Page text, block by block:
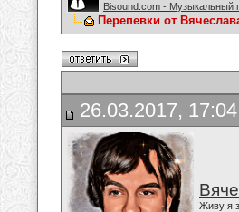
Bisound.com - Музыкальный
Перепевки от
26.03.2017, 17:04
Живу я